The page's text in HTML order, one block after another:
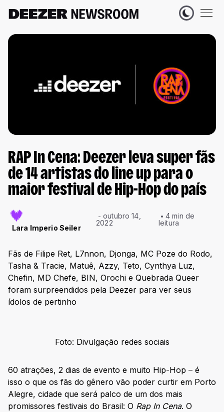
RAP In Cena: Deezer leva super fãs
de 14 artistas do line up para o
maior festival de Hip-Hop do país
Lara Imperio Seiler
outubro 14,
2022
4 min de
leitura
Fãs de Filipe Ret, L7nnon, Djonga, MC Poze do Rodo,
Tasha & Tracie, Matuê, Azzy, Teto, Cynthya Luz,
Chefin, MD Chefe, BIN, Orochi e Quebrada Queer
foram surpreendidos pela Deezer para ver seus
ídolos de pertinho
Foto: Divulgação redes sociais
60 atrações, 2 dias de evento e muito Hip-Hop – é
isso o que os fãs do gênero vão poder curtir em Porto
Alegre, cidade que será palco de um dos mais
promissores festivais do Brasil: O Rap In Cena. O